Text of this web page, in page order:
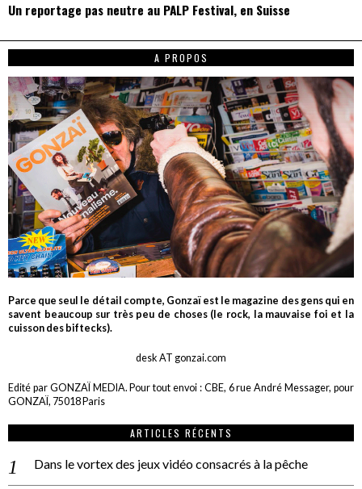
Un reportage pas neutre au PALP Festival, en Suisse
A PROPOS
Parce que seul le détail compte, Gonzaï est le magazine des gens qui en
savent beaucoup sur très peu de choses (le rock, la mauvaise foi et la
cuisson des biftecks).
desk AT gonzai.com
Edité par GONZAÏ MEDIA. Pour tout envoi : CBE, 6 rue André Messager, pour
GONZAÏ, 75018 Paris
ARTICLES RÉCENTS
Dans le vortex des jeux vidéo consacrés à la pêche